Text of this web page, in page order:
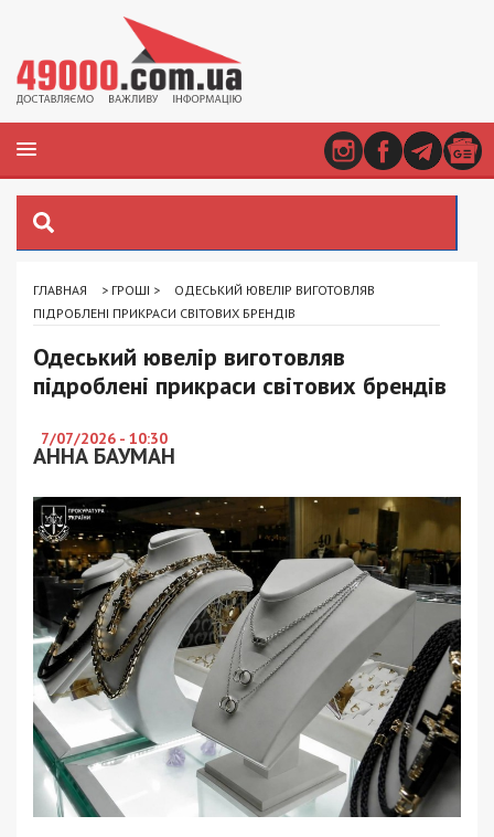
ГЛАВНАЯ > ГРОШІ >
ОДЕСЬКИЙ ЮВЕЛІР ВИГОТОВЛЯВ
ПІДРОБЛЕНІ ПРИКРАСИ СВІТОВИХ БРЕНДІВ
Одеський ювелір виготовляв
підроблені прикраси світових брендів
7/07/2026 - 10:30
АННА БАУМАН